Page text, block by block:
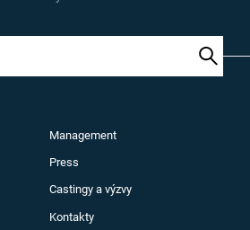
Management
Press
Castingy a výzvy
Kontakty